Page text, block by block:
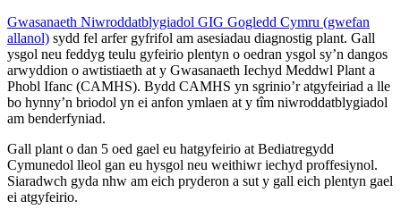
Gwasanaeth Niwroddatblygiadol GIG Gogledd Cymru (gwefan
allanol) sydd fel arfer gyfrifol am asesiadau diagnostig plant. Gall
ysgol neu feddyg teulu gyfeirio plentyn o oedran ysgol sy’n dangos
arwyddion o awtistiaeth at y Gwasanaeth Iechyd Meddwl Plant a
Phobl Ifanc (CAMHS). Bydd CAMHS yn sgrinio’r atgyfeiriad a lle
bo hynny’n briodol yn ei anfon ymlaen at y tîm niwroddatblygiadol
am benderfyniad.
Gall plant o dan 5 oed gael eu hatgyfeirio at Bediatregydd
Cymunedol lleol gan eu hysgol neu weithiwr iechyd proffesiynol.
Siaradwch gyda nhw am eich pryderon a sut y gall eich plentyn gael
ei atgyfeirio.